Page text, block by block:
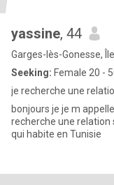
yassine, 44
Garges-lès-Gonesse,
Seeking: Female 20 -
je recherche une
bonjours je je m appelle yassine
recherche une relation sérieux une tunisienne
qui habite en Tunisie